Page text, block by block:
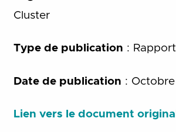
Cluster
Type de publication : Rapport
Date de publication :
Lien vers le document original